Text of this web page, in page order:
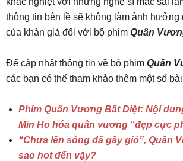
thông tin bên lề sẽ không làm ảnh hưởng
của khán giả đối với bộ phim Quân
Để cập nhật thông tin về bộ phim Quân
các bạn có thể tham khảo thêm một số
Phim Quân Vương Bất Diệt: Nội
Min Ho hóa quân vương “đẹp cực
“Chưa lên sóng đã gây gió”, Quân
sao hot đến vậy?